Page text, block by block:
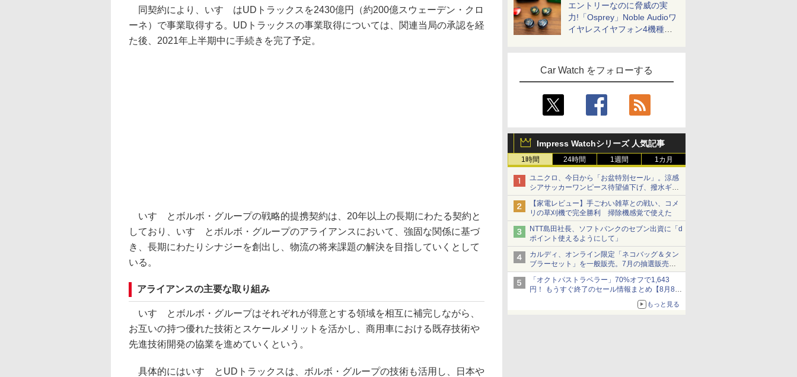
エントリーなのに脅威の実
力!「Osprey」Noble Audioワ
イヤレスイヤフォン4機種を
Car Watch をフォローする
Impress Watchシリーズ 人気記事
1時間 24時間 1週間 1カ月
ユニクロ、今日から「お盆特別セール」。涼感
シアサッカーワンピース待望値下げ、撥水ギア
ショーツは1990円に
【家電レビュー】手ごわい雑草との戦い、コメ
リの草刈機で完全勝利 掃除機感覚で使えた
NTT島田社長、ソフトバンクのセブン出資に「d
ポイント使えるようにして」
カルディ、オンライン限定「ネコバッグ＆タン
ブラーセット」を一般販売。7月の抽選販売の
当選無効分
「オクトパストラベラー」70%オフで1,643
円！ もうすぐ終了のセール情報まとめ【8月8日
ニンテンドーeショップでは「大神 絶景版」が
もっと見る
同契約により、いすゞはUDトラックスを2430億円（約200億スウェーデン・クロ
ーネ）で事業取得する。UDトラックスの事業取得については、関連当局の承認を経
た後、2021年上半期中に手続きを完了予定。
いすゞとボルボ・グループの戦略的提携契約は、20年以上の長期にわたる契約と
しており、いすゞとボルボ・グループのアライアンスにおいて、強固な関係に基づ
き、長期にわたりシナジーを創出し、物流の将来課題の解決を目指していくとして
いる。
アライアンスの主要な取り組み
いすゞとボルボ・グループはそれぞれが得意とする領域を相互に補完しながら、
お互いの持つ優れた技術とスケールメリットを活かし、商用車における既存技術や
先進技術開発の協業を進めていくという。
具体的にはいすゞとUDトラックスは、ボルボ・グループの技術も活用し、日本や